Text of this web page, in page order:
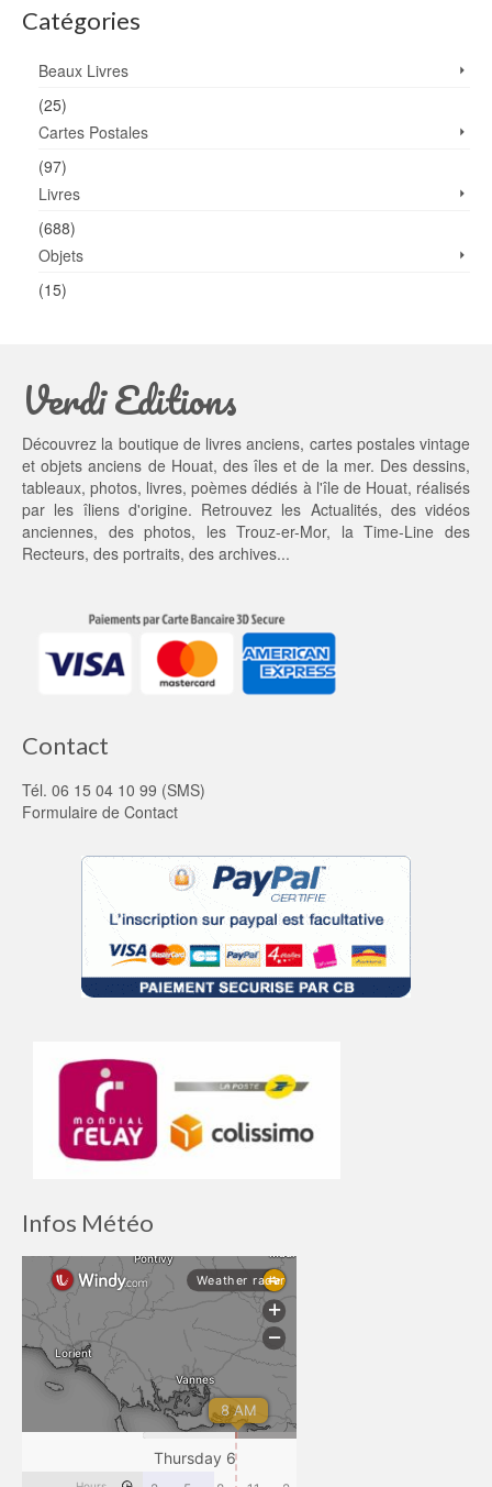
Catégories
Beaux Livres
(25)
Cartes Postales
(97)
Livres
(688)
Objets
(15)
Verdi Editions
Découvrez la boutique de livres anciens, cartes postales vintage
et objets anciens de Houat, des îles et de la mer. Des dessins,
tableaux, photos, livres, poèmes dédiés à l'île de Houat, réalisés
par les îliens d'origine. Retrouvez les Actualités, des vidéos
anciennes, desphotos, lesTrouz-er-Mor, laTime-Line des
Recteurs, des portraits, des archives...
Contact
Tél. 06 15 04 10 99 (SMS)
Formulaire de Contact
Infos Météo